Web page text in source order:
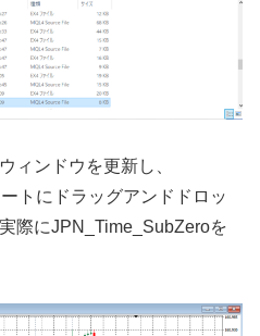
ィンドウを更新し、
トにドラッグアンドドロッ
際にJPN_Time_SubZeroを